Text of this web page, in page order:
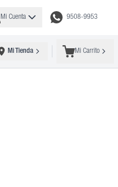
Mi Cuenta 9508-9953
Mi Tienda Mi Carrito